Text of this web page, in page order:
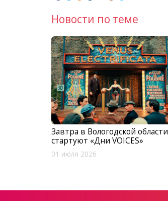
Новости по теме
Завтра в Вологодской области
стартуют «Дни VOICES»
01 июля 2026